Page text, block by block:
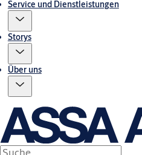
Service und Dienstleistungen
Storys
Über uns